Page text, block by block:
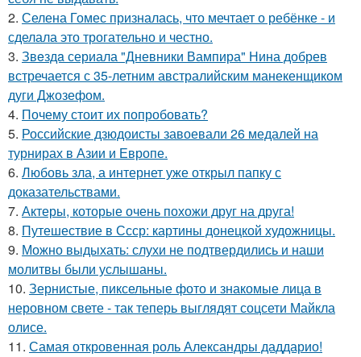
2. Селена Гомес призналась, что мечтает о ребёнке - и
сделала это трогательно и честно.
3. Звeздa сериала "Дневники Вампира" Нина добрев
встречается с 35-летним австралийским манекенщиком
дуги Джозефом.
4. Почему стоит их попробовать?
5. Российские дзюдоисты завоевали 26 медалей на
турнирах в Азии и Европе.
6. Любовь зла, а интернет уже открыл папку с
доказательствами.
7. Актеры, которые очень похожи друг на друга!
8. Путешествие в Ссср: картины донецкой художницы.
9. Можно выдыхать: слухи не подтвердились и наши
молитвы были услышаны.
10. Зернистые, пиксельные фото и знакомые лица в
неровном свете - так теперь выглядят соцсети Майкла
олисе.
11. Самая откровенная роль Александры даддарио!